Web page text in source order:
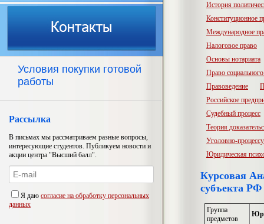
Условия покупки готовой
работы
Рассылка
В письмах мы рассматриваем разные вопросы,
интересующие студентов. Публикуем новости и
акции центра "Высший балл".
Я даю согласие на обработку персональных
данных
История
Конституционное
Международное
Налоговое право
Основы нотариата
Право
Правоведение
Российское
Судебный процесс
Теория
Уголовно-
Юридическая
Курсовая
субъекта РФ
Группа
предметов